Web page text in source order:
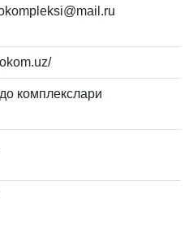
комплекслари